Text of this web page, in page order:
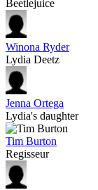
Beetlejuice
Winona Ryder
Lydia Deetz
Jenna Ortega
Lydia's daughter
Tim Burton
Regisseur